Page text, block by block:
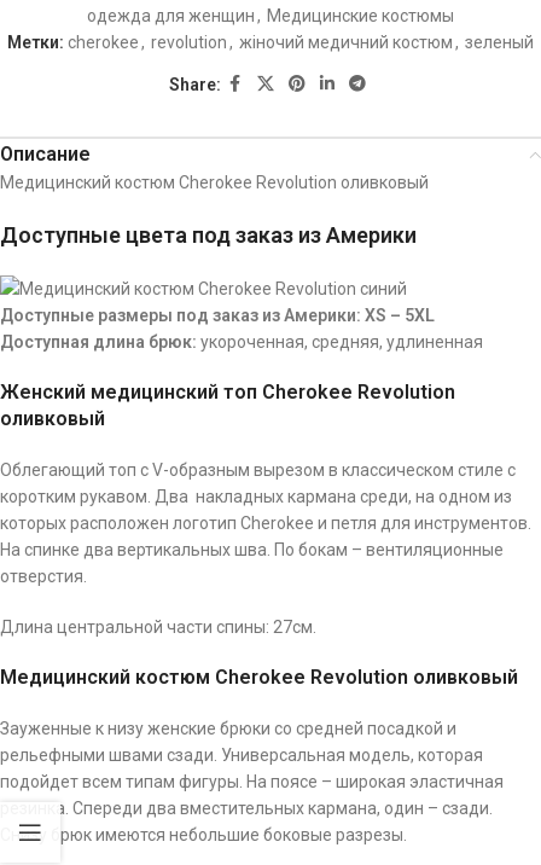
одежда для женщин, Медицинские костюмы
Метки: cherokee, revolution, жіночий медичний костюм, зеленый
Share:
Описание
Медицинский костюм Cherokee Revolution оливковый
Доступные цвета под заказ из Америки
Доступные размеры под заказ из Америки: XS – 5XL
Доступная длина брюк: укороченная, средняя, удлиненная
Женский медицинский топ Cherokee Revolution
оливковый
Облегающий топ с V-образным вырезом в классическом стиле с
коротким рукавом. Два накладных кармана среди, на одном из
которых расположен логотип Cherokee и петля для инструментов.
На спинке два вертикальных шва. По бокам – вентиляционные
отверстия.
Длина центральной части спины: 27см.
Медицинский костюм Cherokee Revolution оливковый
Зауженные к низу женские брюки со средней посадкой и
рельефными швами сзади. Универсальная модель, которая
подойдет всем типам фигуры. На поясе – широкая эластичная
резинка. Спереди два вместительных кармана, один – сзади.
Снизу брюк имеются небольшие боковые разрезы.